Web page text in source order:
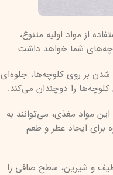
از مواد اولیه متنوع،
شما خواهد داشت.
شدن بر روی کلوچه‌ها، جلوه‌ای
را دوچندان می‌کند.
این مواد مغذی، می‌توانند به
برای ایجاد عطر و طعم
و شیرین، سطح صافی را